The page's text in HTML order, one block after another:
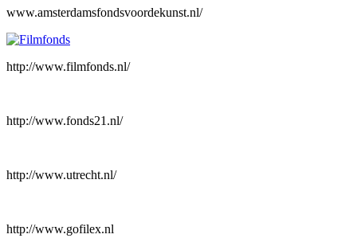
www.amsterdamsfondsvoordekunst.nl/
http://www.filmfonds.nl/
http://www.fonds21.nl/
http://www.utrecht.nl/
http://www.gofilex.nl